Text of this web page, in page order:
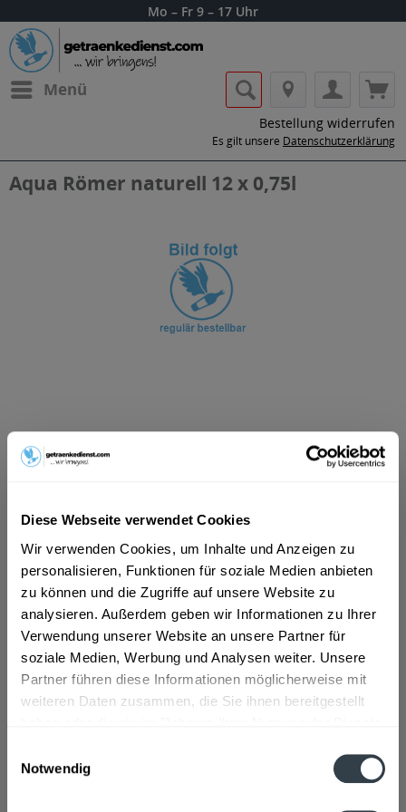
Diese Webseite verwendet Cookies
Wir verwenden Cookies, um Inhalte und Anzeigen zu
personalisieren, Funktionen für soziale Medien anbieten
zu können und die Zugriffe auf unsere Website zu
analysieren. Außerdem geben wir Informationen zu Ihrer
Verwendung unserer Website an unsere Partner für
soziale Medien, Werbung und Analysen weiter. Unsere
Partner führen diese Informationen möglicherweise mit
weiteren Daten zusammen, die Sie ihnen bereitgestellt
Notwendig
Mo – Fr 9 – 17 Uhr
Menü
Bestellung widerrufen
Es gilt unsere Datenschutzerklärung
Aqua Römer naturell 12 x 0,75l
10,49 € *
Vorrätig
MEHRWEG
+3,30 € Pfand
In denWarenkorb
Hinzugefügt
Artikel-Nr.: 21751
Beschreibung
Zutaten und Allergene